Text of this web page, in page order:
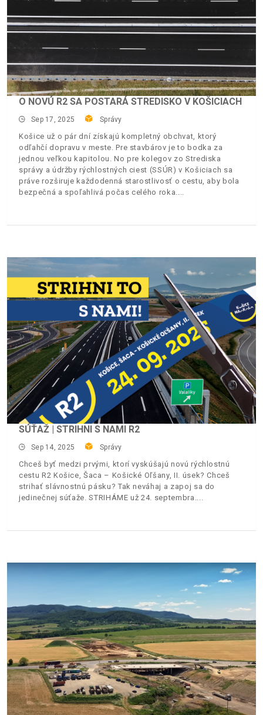
O NOVÚ R2 SA POSTARÁ STREDISKO V KOŠICIACH
Sep 17, 2025 Správy
Košice už o pár dní získajú kompletný obchvat, ktorý
odľahčí dopravu v meste. Pre stavbárov je to bodka za
jednou veľkou kapitolou. No pre kolegov zo Strediska
správy a údržby rýchlostných ciest (SSÚR) v Košiciach sa
práve rozširuje každodenná starostlivosť o cestu, aby bola
bezpečná a spoľahlivá počas celého roka.
SÚŤAŽ | STRIHNI S NAMI R2
Sep 14, 2025 Správy
Chceš byť medzi prvými, ktorí vyskúšajú novú rýchlostnú
cestu R2 Košice, Šaca – Košické Oľšany, II. úsek? Chceš
strihať slávnostnú pásku? Tak neváhaj a zapoj sa do
jedinečnej súťaže. STRIHÁME už 24. septembra.